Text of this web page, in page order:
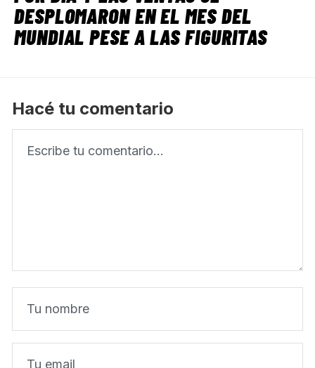
DESPLOMARON EN EL MES DEL
MUNDIAL PESE A LAS FIGURITAS
Hacé tu comentario